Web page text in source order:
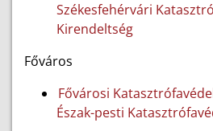
Székesfehérvári
Kirendeltség
Főváros
Fővárosi
Észak-pesti